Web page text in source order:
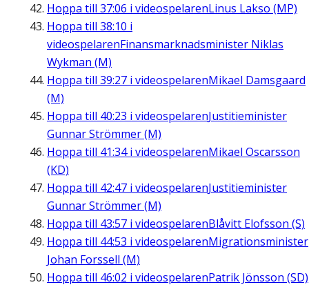
Hoppa till 37:06 i videospelarenLinus Lakso (MP)
Hoppa till 38:10 i
videospelarenFinansmarknadsminister Niklas
Wykman (M)
Hoppa till 39:27 i videospelarenMikael Damsgaard
(M)
Hoppa till 40:23 i videospelarenJustitieminister
Gunnar Strömmer (M)
Hoppa till 41:34i videospelarenMikael Oscarsson
(KD)
Hoppa till 42:47 i videospelarenJustitieminister
Gunnar Strömmer (M)
Hoppa till 43:57 i videospelarenBlåvitt Elofsson (S)
Hoppa till 44:53 i videospelarenMigrationsminister
Johan Forssell (M)
Hoppa till 46:02 i videospelarenPatrik Jönsson (SD)